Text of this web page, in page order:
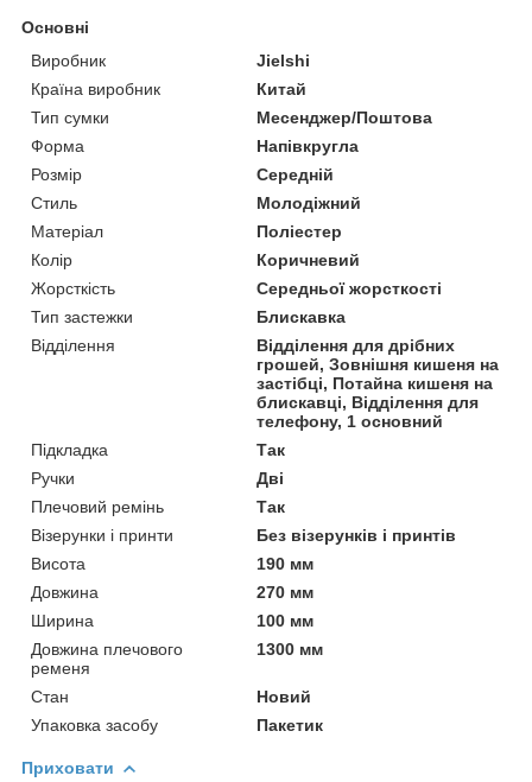
Основні
Виробник
Jielshi
Країна виробник
Китай
Тип сумки
Месенджер/Поштова
Форма
Напівкругла
Розмір
Середній
Стиль
Молодіжний
Матеріал
Поліестер
Колір
Коричневий
Жорсткість
Середньої жорсткості
Тип застежки
Блискавка
Відділення
Відділення для дрібних
грошей, Зовнішня кишеня на
застібці, Потайна кишеня на
блискавці, Відділення для
телефону, 1 основний
Підкладка
Так
Ручки
Дві
Плечовий ремінь
Так
Візерунки і принти
Без візерунків і принтів
Висота
190 мм
Довжина
270 мм
Ширина
100 мм
Довжина плечового
ременя
1300 мм
Стан
Новий
Упаковка засобу
Пакетик
Приховати